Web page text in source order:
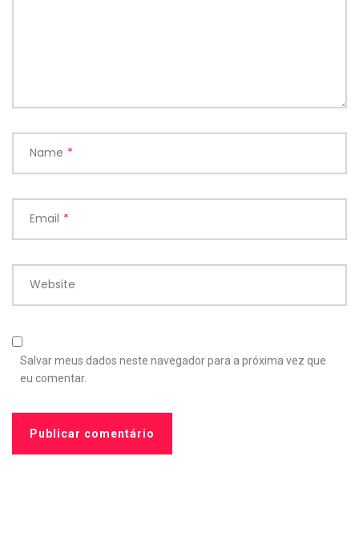
Name *
Email *
Website
Salvar meus dados neste navegador para a próxima vez que
eu comentar.